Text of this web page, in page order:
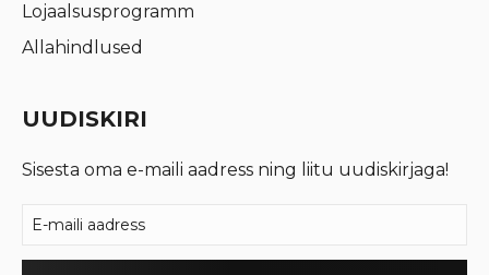
Lojaalsusprogramm
Allahindlused
UUDISKIRI
Sisesta oma e-maili aadress ning liitu uudiskirjaga!